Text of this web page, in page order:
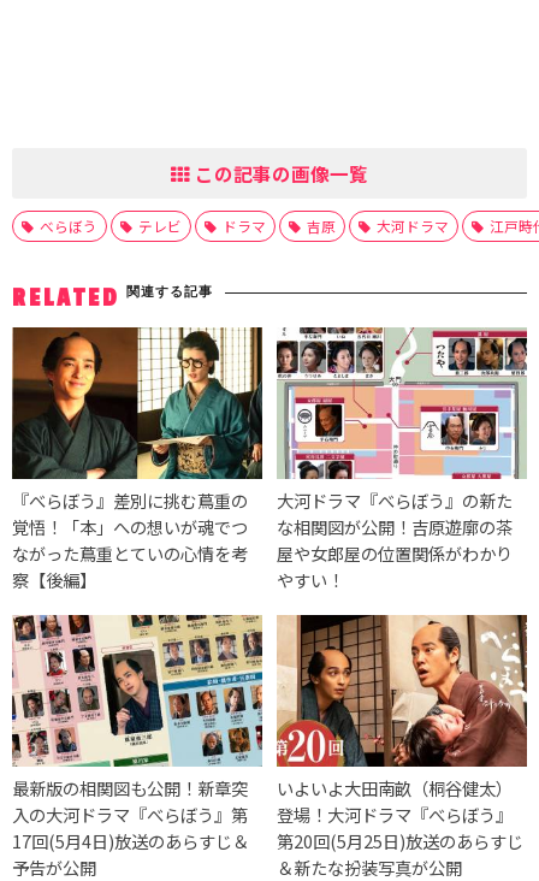
この記事の画像一覧
べらぼう テレビ ドラマ 吉原 大河ドラマ 江戸時
RELATED 関連する記事
『べらぼう』差別に挑む蔦重の
覚悟！「本」への想いが魂でつ
ながった蔦重とていの心情を考
察【後編】
大河ドラマ『べらぼう』の新た
な相関図が公開！吉原遊廓の茶
屋や女郎屋の位置関係がわかり
やすい！
最新版の相関図も公開！新章突
入の大河ドラマ『べらぼう』第
17回(5月4日)放送のあらすじ＆
予告が公開
いよいよ大田南畝（桐谷健太）
登場！大河ドラマ『べらぼう』
第20回(5月25日)放送のあらすじ
＆新たな扮装写真が公開